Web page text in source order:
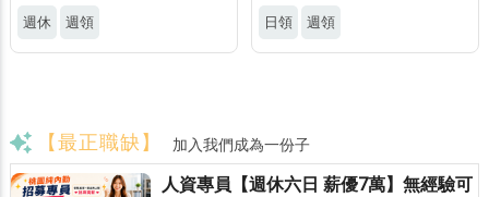
週休 週領 日領 週領
【最正職缺】 加入我們成為一份子
人資專員【週休六日 薪優7萬】無經驗可